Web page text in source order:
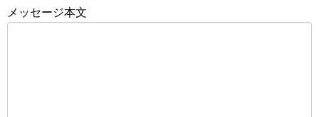
メッセージ本文